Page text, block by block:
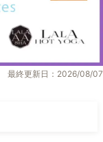
最終更新日：2026/08/07